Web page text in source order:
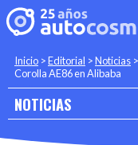
Inicio >Editorial >Noticias >
Corolla AE86 en Alibaba
NOTICIAS